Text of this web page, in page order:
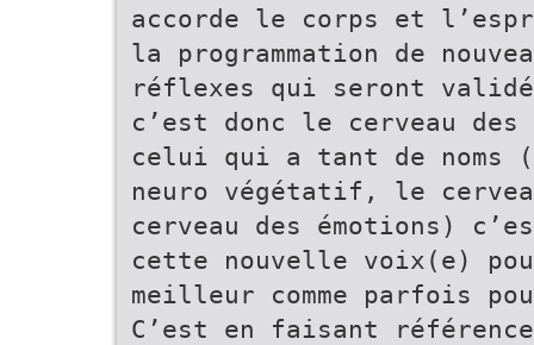
accorde le corps et
la programmation de
réflexes qui seront
c’est donc le cerveau
celui qui a tant de
neuro végétatif, le
cerveau des émotions)
cette nouvelle voix(e)
meilleur comme parfois
C’est en faisant